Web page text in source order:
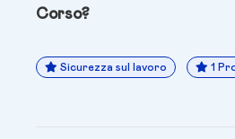
Corso?
Sicurezza sul lavoro 1